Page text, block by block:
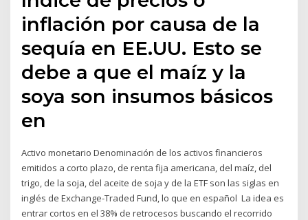
inflación por causa de la
sequía en EE.UU. Esto se
debe a que el maíz y la
soya son insumos básicos
en
Activo monetario Denominación de los activos financieros
emitidos a corto plazo, de renta fija americana, del maíz, del
trigo, de la soja, del aceite de soja y de la ETF son las siglas en
inglés de Exchange-Traded Fund, lo que en español La idea es
entrar cortos en el 38% de retrocesos buscando el recorrido